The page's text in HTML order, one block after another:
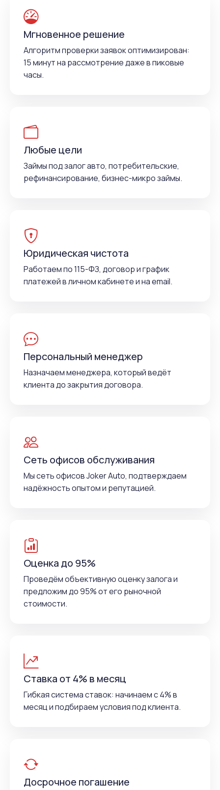
Мгновенное решение
Алгоритм проверки заявок оптимизирован:
15 минут на рассмотрение даже в пиковые
часы.
Любые цели
Займы под залог авто, потребительские,
рефинансирование, бизнес-микро займы.
Юридическая чистота
Работаем по 115-ФЗ, договор и график
платежей в личном кабинете и на email.
Персональный менеджер
Назначаем менеджера, который ведёт
клиента до закрытия договора.
Сеть офисов обслуживания
Мы сеть офисов Joker Auto, подтверждаем
надёжность опытом и репутацией.
Оценка до 95%
Проведём объективную оценку залога и
предложим до 95% от его рыночной
стоимости.
Ставка от 4% в месяц
Гибкая система ставок: начинаем с 4% в
месяц и подбираем условия под клиента.
Досрочное погашение